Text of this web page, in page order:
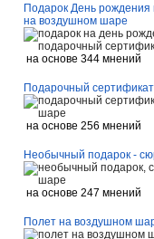
Подарок День рождения
на воздушном шаре
на основе 344 мнений
Подарочный
на основе 256 мнений
Необычный подарок -
на основе 247 мнений
Полет на воздушном